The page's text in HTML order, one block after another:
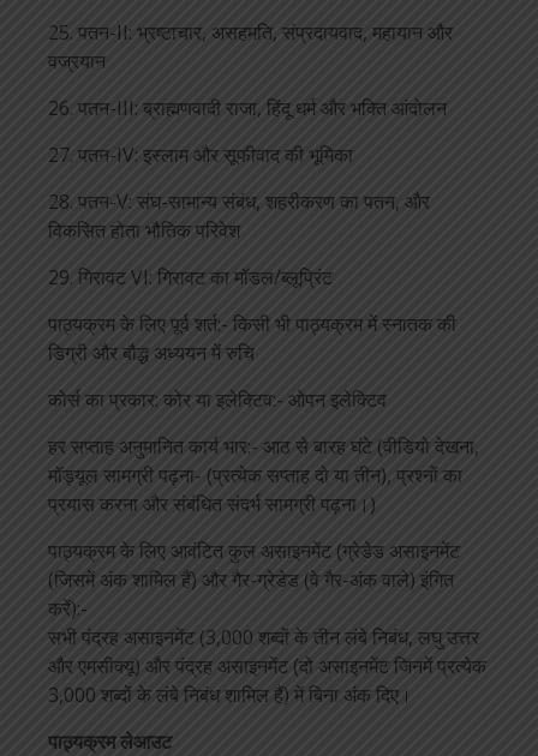
25. पतन-II: भ्रष्टाचार, असहमति, संप्रदायवाद, महायान और
वज्रयान
26. पतन-III: ब्राह्मणवादी राजा, हिंदू धर्म और भक्ति आंदोलन
27. पतन-IV: इस्लाम और सूफीवाद की भूमिका
28. पतन-V: संघ-सामान्य संबंध, शहरीकरण का पतन, और
विकसित होता भौतिक परिवेश
29. गिरावट VI: गिरावट का मॉडल/ब्लूप्रिंट
पाठ्यक्रम के लिए पूर्व शर्त:- किसी भी पाठ्यक्रम में स्नातक की
डिग्री और बौद्ध अध्ययन में रुचि
कोर्स का प्रकार: कोर या इलेक्टिव:- ओपन इलेक्टिव
हर सप्ताह अनुमानित कार्य भार:- आठ से बारह घंटे (वीडियो देखना,
मॉड्यूल सामग्री पढ़ना- (प्रत्येक सप्ताह दो या तीन), प्रश्नों का
प्रयास करना और संबंधित संदर्भ सामग्री पढ़ना।)
पाठ्यक्रम के लिए आवंटित कुल असाइनमेंट (ग्रेडेड असाइनमेंट
(जिसमें अंक शामिल हैं) और गैर-ग्रेडेड (वे गैर-अंक वाले) इंगित
करें):-
सभी पंद्रह असाइनमेंट (3,000 शब्दों के तीन लंबे निबंध, लघु उत्तर
और एमसीक्यू) और पंद्रह असाइनमेंट (दो असाइनमेंट जिनमें प्रत्येक
3,000 शब्दों के लंबे निबंध शामिल हैं) में बिना अंक दिए।
पाठ्यक्रम लेआउट